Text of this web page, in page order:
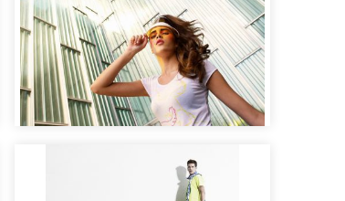
Moda y tendencias de